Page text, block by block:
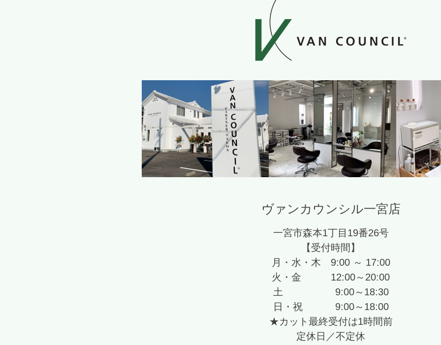
ヴァンカウンシル一宮店
一宮市森本1丁目19番26号
【受付時間】
月・水・木 9:00 ～ 17:00
火・金 12:00～20:00
土 9:00～18:30
日・祝 9:00～18:00
★カット最終受付は1時間前
定休日／不定休